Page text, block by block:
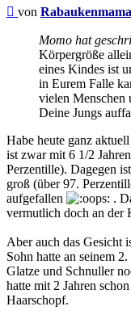
Beitrag
von Rabaukenmama
Momo hat
Körpergröße
eines Kindes ist
in Eurem Falle
vielen Menschen
Deine Jungs
Habe heute ganz
ist zwar mit 6 1/2
Perzentille). Dagegen
groß (über 97.
aufgefallen
.
vermutlich doch an der
Aber auch das Gesicht
Sohn hatte an seinem
Glatze und Schnuller
hatte mit 2 Jahren
Haarschopf.